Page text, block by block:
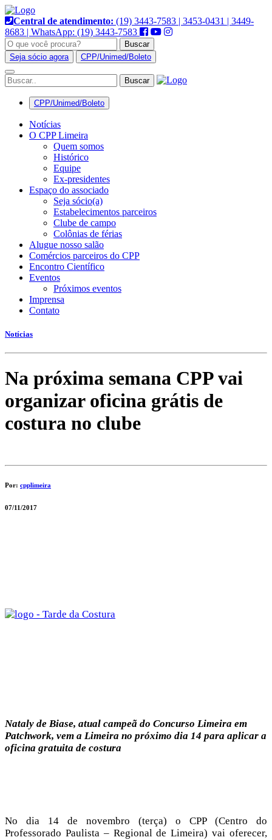
Pular
para
o
conteúdo
Central de atendimento: (19) 3443-7583 | 3453-0431 | 3449-
8683 | WhatsApp: (19) 3443-7583
Buscar
Seja sócio agora
CPP/Unimed/Boleto
Alternar
navegação
CPP/Unimed/Boleto
Notícias
O CPP Limeira
Quem somos
Histórico
Equipe
Ex-presidentes
Espaço do associado
Seja sócio(a)
Estabelecimentos parceiros
Clube de campo
Colônias de férias
Alugue nosso salão
Comércios parceiros do CPP
Encontro Científico
Eventos
Próximos eventos
Imprensa
Contato
Notícias
Na próxima semana CPP vai
organizar oficina grátis de
costura no clube
Por: cpplimeira
07/11/2017
Nataly de Biase, atual campeã do Concurso Limeira em
Patchwork, vem a Limeira no próximo dia 14 para aplicar a
oficina gratuita de costura
No dia 14 de novembro (terça) o CPP (Centro do
Professorado Paulista – Regional de Limeira) vai oferecer,